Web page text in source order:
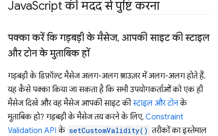
JavaScript की मदद से पुष्टि करना
पक्का करें कि गड़बड़ी के मैसेज, आपकी साइट की स्टाइल
और टोन के मुताबिक हों
गड़बड़ी के डिफ़ॉल्ट मैसेज अलग-अलग ब्राउज़र में अलग-अलग होते हैं.
यह कैसे पक्का किया जा सकता है कि सभी उपयोगकर्ताओं को एक ही
मैसेज दिखे और वह मैसेज आपकी साइट कीस्टाइल और टोनके
मुताबिक हो? गड़बड़ी के मैसेज तय करने के लिए, Constraint
Validation API के setCustomValidity() तरीकों का इस्तेमाल